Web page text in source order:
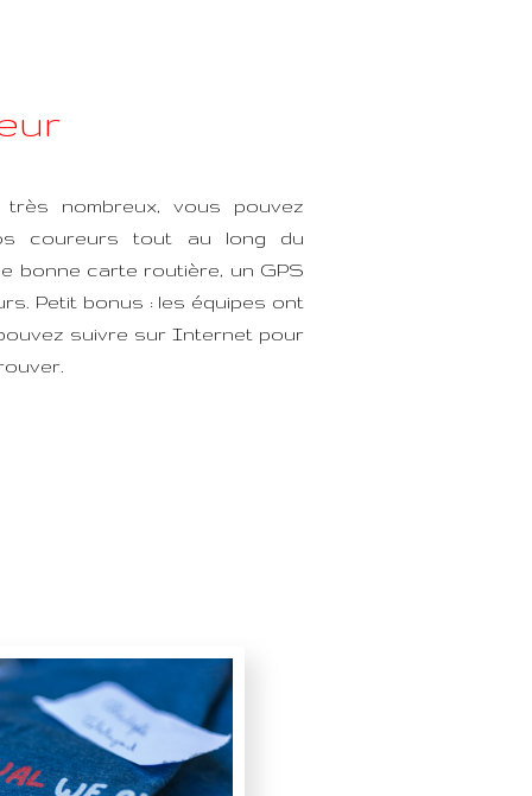
nombreux, vous pouvez
coureurs tout au long du
bonne carte routière, un GPS
Petit bonus : les équipes ont
suivre sur Internet pour